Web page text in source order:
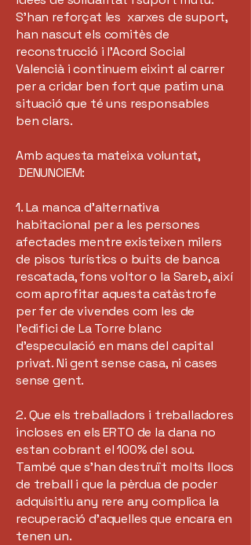
S’han reforçat les xarxes de suport,
han nascut els comitès de
reconstrucció i l’Acord Social
Valencià i continuem eixint al carrer
per a cridar ben fort que patim una
situació que té uns responsables
ben clars.
Amb aquesta mateixa voluntat,
DENUNCIEM:
1. La manca d’alternativa
habitacional per a les persones
afectades mentre existeixen milers
de pisos turístics o buits de banca
rescatada, fons voltor o la Sareb, així
com aprofitar aquesta catàstrofe
per fer de vivendes com les de
l’edifici de La Torre blanc
d’especulació en mans del capital
privat. Ni gent sense casa, ni cases
sense gent.
2. Que els treballadors i treballadores
incloses en els ERTO de la dana no
estan cobrant el 100% del sou.
També que s’han destruït molts llocs
de treball i que la pèrdua de poder
adquisitiu any rere any complica la
recuperació d'aquelles que encara en
tenen un.